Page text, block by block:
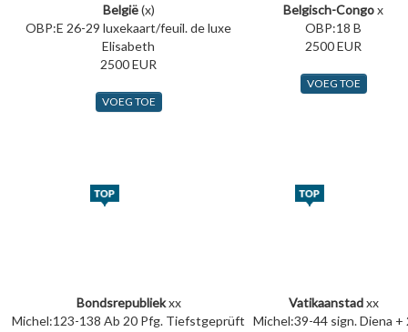
België(x)
OBP:E 26-29 luxekaart/feuil. de luxe
Elisabeth
2500 EUR
VOEG TOE
Belgisch-Congox
OBP:18 B
2500 EUR
VOEG TOE
Bondsrepubliekxx
Michel:123-138 Ab 20 Pfg. Tiefstgeprüft
Vatikaanstadxx
Michel:39-44 sign. Diena +